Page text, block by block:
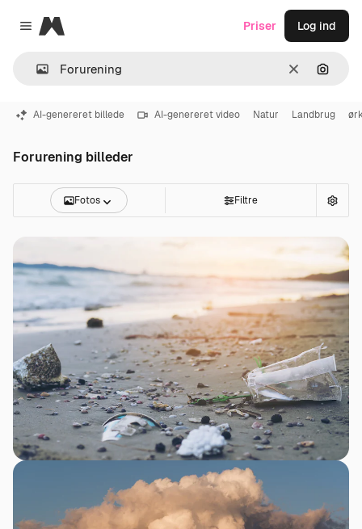
Close menu
Magnific
Klar Søg
Priser Log ind
AI-genereret billede AI-genereret video Natur Landbrug
Forurening billeder
Fotos Filtre